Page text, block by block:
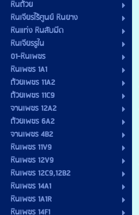
หินถ้วย
หินเจียรไร้ศูนย์ หินยาง
หินแท่ง หินลับมีด
หินเจียรรูใน
01-หินเพชร
หินเพชร 1A1
ถ้วยเพชร 11A2
ถ้วยเพชร 11C9
จานเพชร 12A2
ถ้วยเพชร 6A2
จานเพชร 4B2
หินเพชร 11V9
หินเพชร 12V9
หินเพชร 12C9,12B2
หินเพชร 14A1
หินเพชร 1A1R